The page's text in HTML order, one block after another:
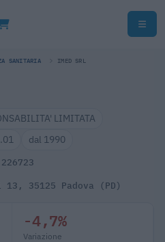
SANITARIA IMED SRL
LIMITATA
dal 1990
35125 Padova (PD)
-4,7%
Variazione